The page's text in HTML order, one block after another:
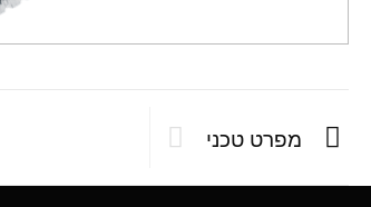
מפרט טכני